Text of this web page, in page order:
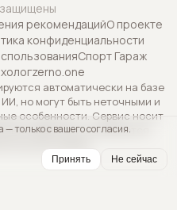
рекомендацийО проекте
конфиденциальности
Спорт Гараж
zerno.one
автоматически на базе
но могут быть неточными и
особенности. Сервис носит
характер и не является
консультацией.
только с вашего согласия.
Принять Не сейчас